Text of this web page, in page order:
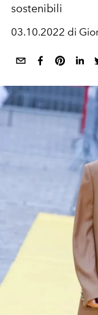
sostenibili
03.10.2022 di